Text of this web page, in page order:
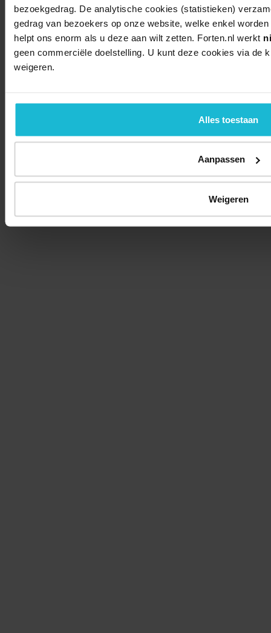
bezoekgedrag. De analytische cookies (statistieken)
gedrag van bezoekers op onze website, welke enkel
helpt ons enorm als u deze aan wilt zetten. Forten.nl werkt
geen commerciële doelstelling. U kunt deze cookies via de
weigeren.
Alles toestaan
Aanpassen
Weigeren